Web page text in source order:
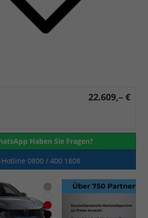
22.609,– €
Haben Sie Fragen?
Hotline 0800 / 400 1808